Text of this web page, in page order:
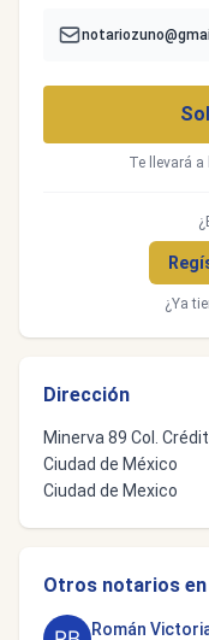
Te llevará
¿Ya
Dirección
Minerva 89 Col.
Ciudad de México
Ciudad de Mexico
Otros notarios en
Román